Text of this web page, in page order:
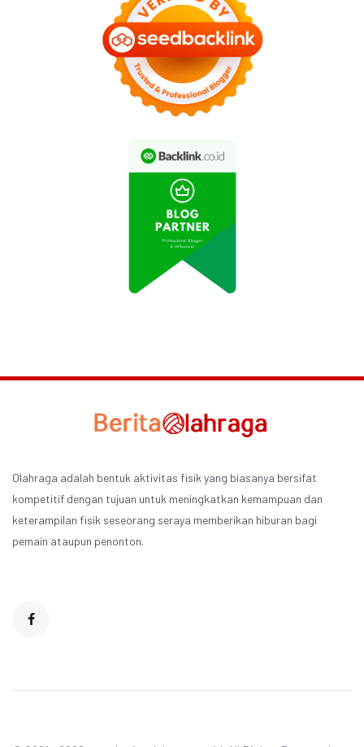
Olahraga adalah bentuk aktivitas fisik yang biasanya bersifat
kompetitif dengan tujuan untuk meningkatkan kemampuan dan
keterampilan fisik seseorang seraya memberikan hiburan bagi
pemain ataupun penonton.